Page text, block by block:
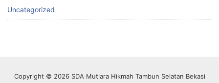
Uncategorized
Copyright © 2026 SDA Mutiara Hikmah Tambun Selatan Bekasi